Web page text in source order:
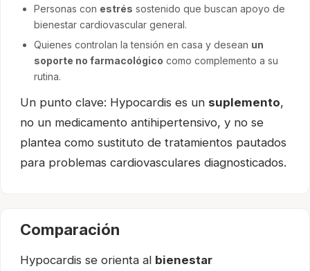
Personas con estrés sostenido que buscan apoyo de
bienestar cardiovascular general.
Quienes controlan la tensión en casa y desean un
soporte no farmacológico como complemento a su
rutina.
Un punto clave: Hypocardis es un suplemento,
no un medicamento antihipertensivo, y no se
plantea como sustituto de tratamientos pautados
para problemas cardiovasculares diagnosticados.
Comparación
Hypocardis se orienta al bienestar